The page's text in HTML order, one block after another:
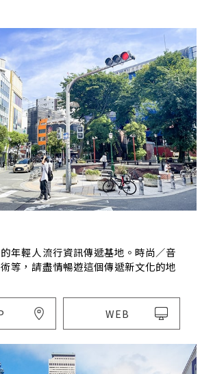
年輕人流行資訊傳遞基地。時尚／音
等，請盡情暢遊這個傳遞新文化的地
WEB